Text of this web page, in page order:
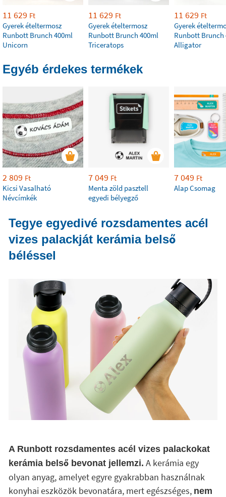
11 629 Ft
Gyerek ételtermosz
Runbott Brunch 400ml
Unicorn
11 629 Ft
Gyerek ételtermosz
Runbott Brunch 400ml
Triceratops
11 629 Ft
Gyerek
Runbott Brunch
Alligator
Egyéb érdekes termékek
2 809 Ft
Kicsi Vasalható
Névcímkék
7 049 Ft
Menta zöld pasztell
egyedi bélyegző
7 049 Ft
Alap Csomag
Tegye egyedivé rozsdamentes acél
vizes palackját kerámia belső
béléssel
A Runbott rozsdamentes acél vizes palackokat
kerámia belső bevonat jellemzi. A kerámia egy
olyan anyag, amelyet egyre gyakrabban használnak
konyhai eszközök bevonatára, mert egészséges, nem